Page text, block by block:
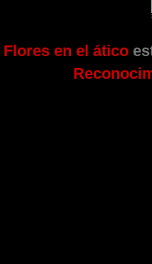
Flores en el ático